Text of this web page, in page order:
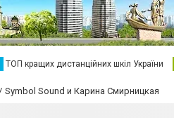
ТОП кращих дистанційних шкіл України
Symbol Sound и Карина Смирницкая